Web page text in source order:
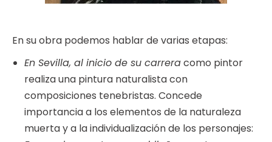
En su obra podemos hablar de varias etapas:
En Sevilla, al inicio de su carreracomo pintor
realiza una pintura naturalista con
composiciones tenebristas. Concede
importancia a los elementos de la naturaleza
muerta y a la individualización de los personajes: